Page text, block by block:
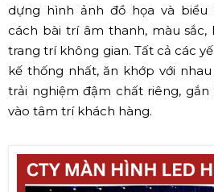
dựng hình ảnh đồ họa và biểu
cách bài trí âm thanh, màu sắc,
trang trí không gian. Tất cả các
kế thống nhất, ăn khớp với
trải nghiệm đậm chất riêng,
vào tâm trí khách hàng.